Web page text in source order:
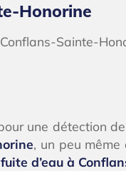
Honorine
Sainte-
une détection
, un peu même
d’eau à